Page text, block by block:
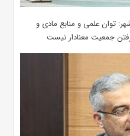
توان علمی و منابع مادی و
جمعیت معنادار نیست